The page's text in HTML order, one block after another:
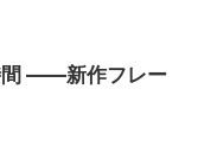
間 ――新作フレー